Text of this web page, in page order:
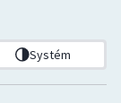
Systém